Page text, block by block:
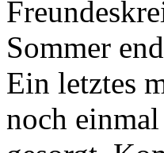
Sommer
Ein letztes
noch